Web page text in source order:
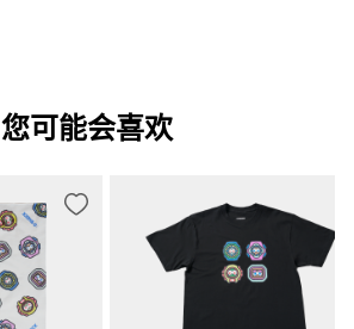
您可能会喜欢